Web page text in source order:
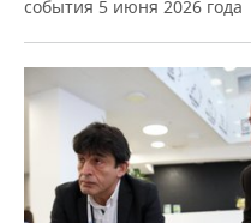
события 5 июня 2026 года